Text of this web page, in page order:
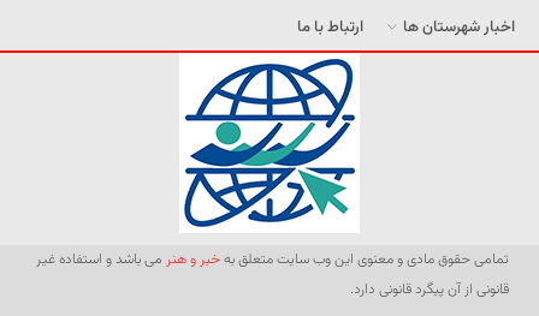
اخبار شهرستان ها
ارتباط با ما
تمامی حقوق مادی و معنوی این وب سایت متعلق بهخبر و هنر می باشد و استفاده غیر
قانونی از آن پیگرد قانونی دارد.